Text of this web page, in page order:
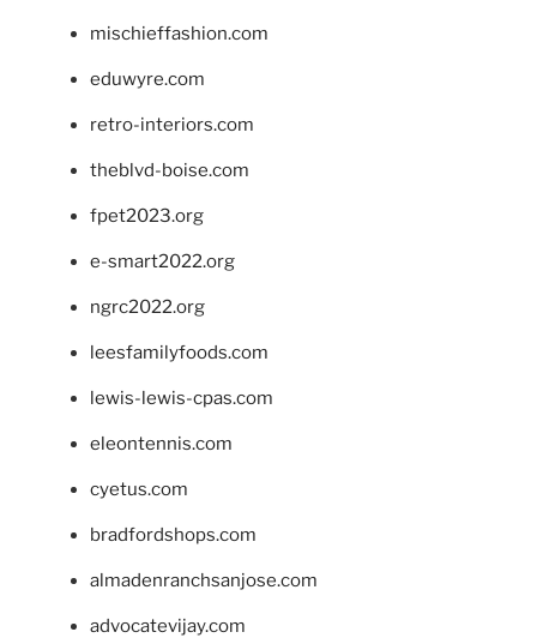
mischieffashion.com
eduwyre.com
retro-interiors.com
theblvd-boise.com
fpet2023.org
e-smart2022.org
ngrc2022.org
leesfamilyfoods.com
lewis-lewis-cpas.com
eleontennis.com
cyetus.com
bradfordshops.com
almadenranchsanjose.com
advocatevijay.com